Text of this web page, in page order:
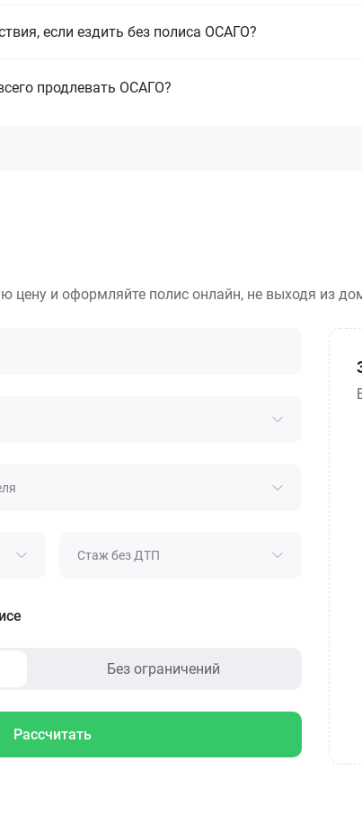
если ездить без полиса ОСАГО?
продлевать ОСАГО?
цену и оформляйте полис онлайн, не выходя из
Стаж без ДТП
Без ограничений
Рассчитать